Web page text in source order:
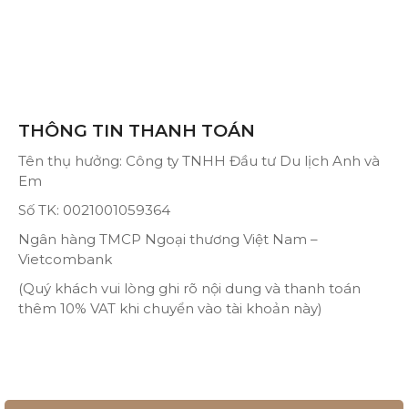
THÔNG TIN THANH TOÁN
Tên thụ hưởng: Công ty TNHH Đầu tư Du lịch Anh và
Em
Số TK: 0021001059364
Ngân hàng TMCP Ngoại thương Việt Nam –
Vietcombank
(Quý khách vui lòng ghi rõ nội dung và thanh toán
thêm 10% VAT khi chuyển vào tài khoản này)